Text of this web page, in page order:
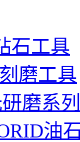
石工具
磨工具
磨系列
油